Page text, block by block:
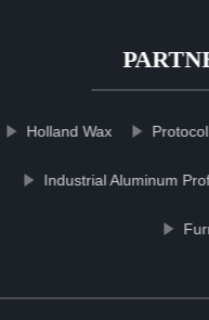
Holland Wax
Industrial Aluminum